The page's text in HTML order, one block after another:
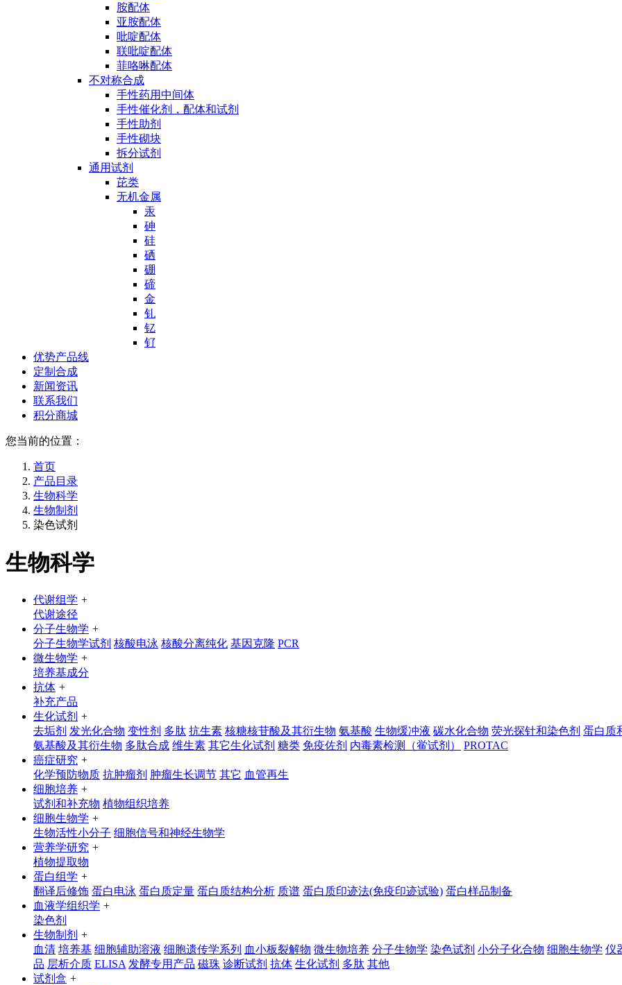
胺配体
亚胺配体
吡啶配体
联吡啶配体
菲咯啉配体
不对称合成
手性药用中间体
手性催化剂，配体和试剂
手性助剂
手性砌块
拆分试剂
通用试剂
芘类
无机金属
汞
砷
硅
硒
硼
碲
金
钆
钇
钌
优势产品线
定制合成
新闻资讯
联系我们
积分商城
您当前的位置：
首页
产品目录
生物科学
生物制剂
染色试剂
生物科学
代谢组学 +
代谢途径
分子生物学 +
分子生物学试剂 核酸电泳 核酸分离纯化 基因克隆 PCR
微生物学 +
培养基成分
抗体 +
补充产品
生化试剂 +
去垢剂 发光化合物 变性剂 多肽 抗生素 核糖核苷酸及其衍生物 氨基酸 生物缓冲液 碳水化合物 荧光探针和染色剂 蛋白质
氨基酸及其衍生物 多肽合成 维生素 其它生化试剂 糖类 免疫佐剂 内毒素检测（鲎试剂）
PROTAC
癌症研究 +
化学预防物质 抗肿瘤剂 肿瘤生长调节 其它 血管再生
细胞培养 +
试剂和补充物 植物组织培养
细胞生物学 +
生物活性小分子 细胞信号和神经生物学
营养学研究 +
植物提取物
蛋白组学 +
翻译后修饰 蛋白电泳 蛋白质定量 蛋白质结构分析 质谱 蛋白质印迹法(免疫印迹试验) 蛋白样品制备
血液学组织学 +
染色剂
生物制剂 +
血清 培养基 细胞辅助溶液 细胞遗传学系列 血小板裂解物 微生物培养 分子生物学 染色试剂 小分子化合物 细胞生物学 仪
品 层析介质 ELISA 发酵专用产品 磁珠 诊断试剂 抗体 生化试剂 多肽 其他
试剂盒 +